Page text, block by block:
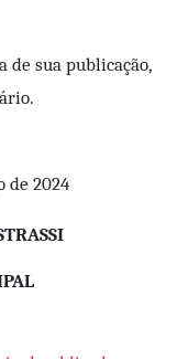
de sua publicação,
de 2024